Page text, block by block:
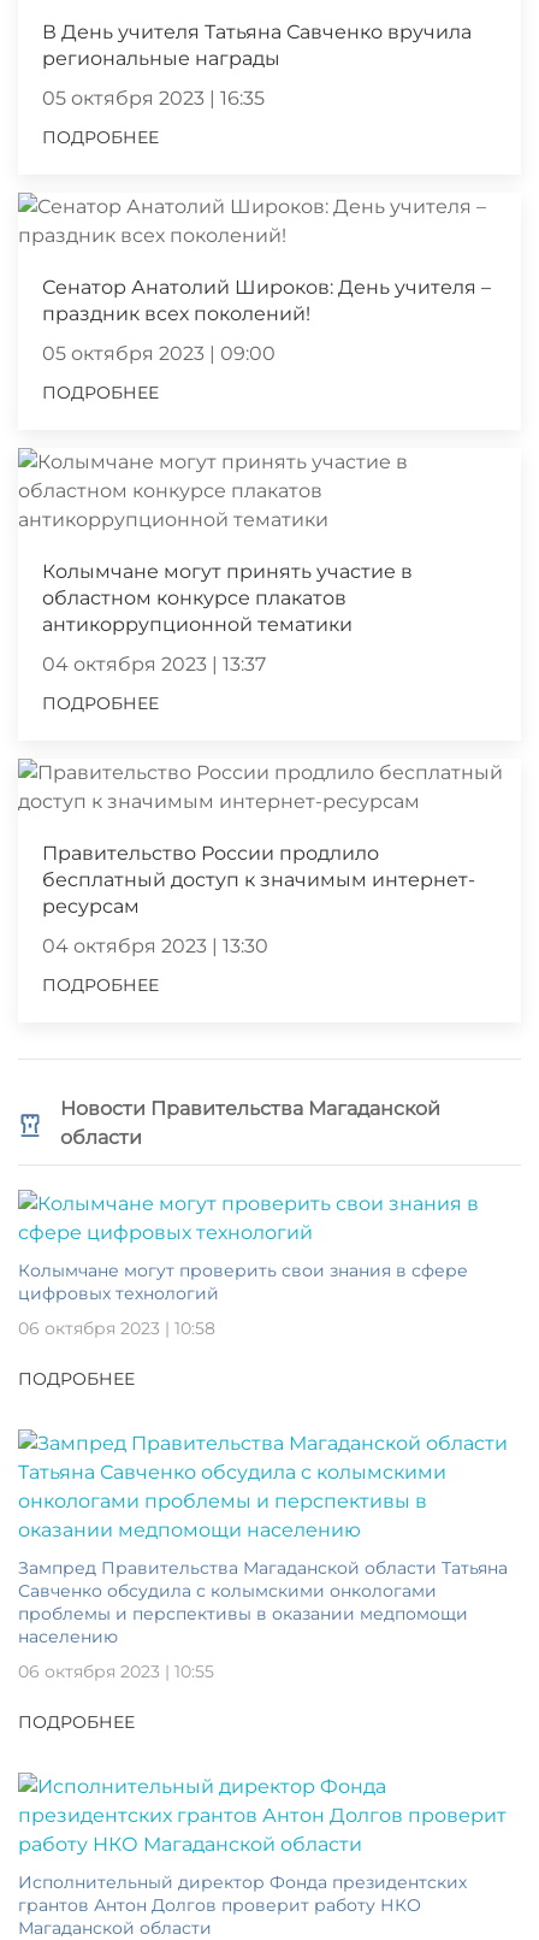
В День учителя Татьяна Савченко вручила
региональные награды
05 октября 2023 | 16:35
ПОДРОБНЕЕ
Сенатор Анатолий Широков: День учителя –
праздник всех поколений!
05 октября 2023 | 09:00
ПОДРОБНЕЕ
Колымчане могут принять участие в
областном конкурсе плакатов
антикоррупционной тематики
04 октября 2023 | 13:37
ПОДРОБНЕЕ
Правительство России продлило
бесплатный доступ к значимым интернет-
ресурсам
04 октября 2023 | 13:30
ПОДРОБНЕЕ
Новости Правительства Магаданской
области
Колымчане могут проверить свои знания в сфере
цифровых технологий
06 октября 2023 | 10:58
ПОДРОБНЕЕ
Зампред Правительства Магаданской области Татьяна
Савченко обсудила с колымскими онкологами
проблемы и перспективы в оказании медпомощи
населению
06 октября 2023 | 10:55
ПОДРОБНЕЕ
Исполнительный директор Фонда президентских
грантов Антон Долгов проверит работу НКО
Магаданской области